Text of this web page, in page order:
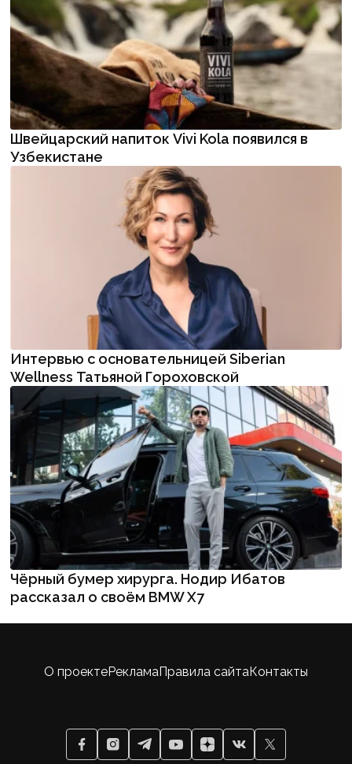
Швейцарский напиток Vivi Kola появился в
Узбекистане
Интервью с основательницей Siberian
Wellness Татьяной Гороховской
Чёрный бумер хирурга. Нодир Ибатов
рассказал о своём BMW X7
О проектеРекламаПравила сайтаКонтакты